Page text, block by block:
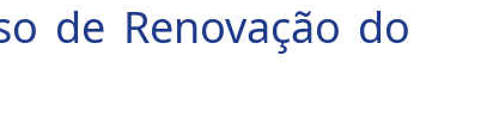
de Renovação do